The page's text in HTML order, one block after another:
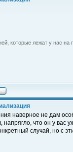
которые лежат у нас на
наверное не дам
что он у вас
случай, но с